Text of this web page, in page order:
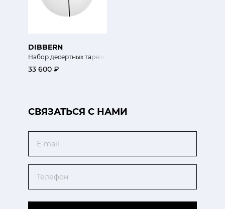
DIBBERN
Набор десертных тарелок Чёрный Лес 4 шт
33 600 ₽
CВЯЗАТЬСЯ С НАМИ